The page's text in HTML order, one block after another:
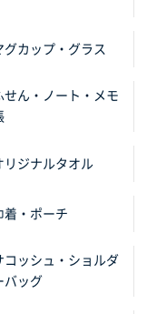
から
対応)
グカップ・グラス
せん・ノート・メモ
リジナルタオル
着・ポーチ
コッシュ・ショルダ
バッグ